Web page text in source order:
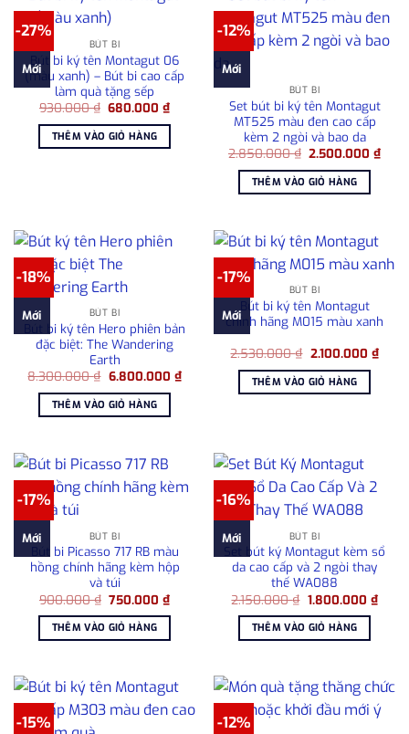
-27%
Mới
BÚT BI
Bút bi ký tên Montagut 06
(màu xanh) – Bút bi cao cấp
làm quà tặng sếp
930.000₫ Giá
là:
930.000 ₫.
680.000₫Giá
hiện
680.000 ₫.
THÊM VÀO GIỎ HÀNG
-12%
Mới
BÚT BI
Set bút bi ký tên Montagut
MT525 màu đen cao cấp
kèm 2 ngòi và bao da
2.850.000₫ Giá
là:
2.850.000 ₫.
2.500.000₫Giá
hiện
THÊM VÀO GIỎ HÀNG
-18%
Mới BÚT BI
Bút bi ký tên Hero phiên bản
đặc biệt: The Wandering
Earth
8.300.000₫ Giá
là:
8.300.000 ₫.
6.800.000 ₫Giá
THÊM VÀO GIỎ HÀNG
-17%
Mới
BÚT BI
Bút bi ký tên Montagut
chính hãng M015 màu xanh
2.530.000₫ Giá
là:
2.530.000 ₫.
2.100.000 ₫Giá
THÊM VÀO GIỎ HÀNG
-17%
Mới BÚT BI
Bút bi Picasso 717 RB màu
hồng chính hãng kèm hộp
và túi
900.000₫ Giá
là:
900.000 ₫.
750.000₫Giá
hiện
750.000 ₫.
THÊM VÀO GIỎ HÀNG
-16%
Mới BÚT BI
Set bút ký Montagut kèm sổ
da cao cấp và 2 ngòi thay
thế WA088
2.150.000₫ Giá
là:
2.150.000 ₫.
1.800.000 ₫Giá
hiện
THÊM VÀO GIỎ HÀNG
-15% -12%